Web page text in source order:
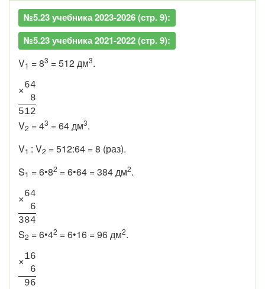
№5.23 учебника 2023-2026 (стр. 9):
№5.23 учебника 2021-2022 (стр. 9):
V1 = 83 = 512 дм3.
×
64
8
512
V2 = 43 = 64 дм3.
V1 : V2 = 512:64 = 8 (раз).
S1 = 6•82 = 6•64 = 384 дм2.
×
64
6
384
S2 = 6•42 = 6•16 = 96 дм2.
×
16
6
96